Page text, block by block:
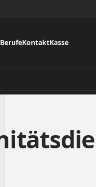
BerufeKontaktKasse